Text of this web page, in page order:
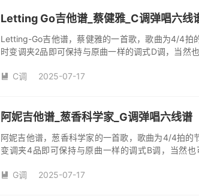
Letting Go吉他谱_蔡健雅_C调弹唱六线
Letting-Go吉他谱，蔡健雅的一首歌，歌曲为4/4拍
时变调夹2品即可保持与原曲一样的调式D调，当然
 C调 2025-07-17
阿妮吉他谱_葱香科学家_G调弹唱六线谱
阿妮吉他谱，葱香科学家的一首歌，歌曲为4/4拍的
变调夹4品即可保持与原曲一样的调式B调，当然
 G调 2025-07-17